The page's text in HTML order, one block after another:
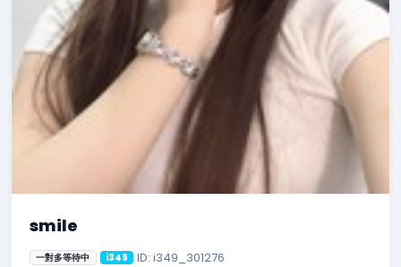
smile
一對多等待中 i349 ID: i349_301276